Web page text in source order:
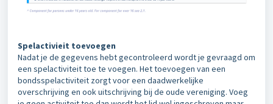
Spelactivieit toevoegen
Nadat je de gegevens hebt gecontroleerd wordt je gevraagd om
een spelactiviteit toe te voegen. Het toevoegen van een
bondsspelactiviteit zorgt voor een daadwerkelijke
overschrijving en ook uitschrijving bij de oude vereniging. Voeg